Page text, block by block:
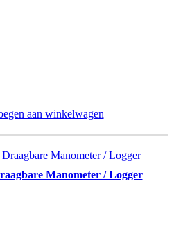
aan winkelwagen
Manometer / Logger